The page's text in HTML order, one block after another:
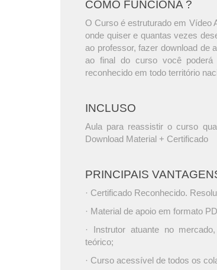
COMO FUNCIONA ?
O Curso é estruturado em Vídeo
onde quiser e quantas vezes
ao professor, fazer download de
ao final do curso você poderá
reconhecido em todo território
INCLUSO
Aula para reassistir o curso
Download Material + Certificado
PRINCIPAIS
· Certificado Reconhecido.
· Material de apoio em formato
· Instrutor atuante no
teórico;
· Curso acessível de todos os